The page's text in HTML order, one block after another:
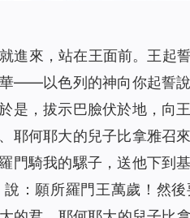
進來，站在王面前。王起
——以色列的神向你起誓
是，拔示巴臉伏於地，向
耶何耶大的兒子比拿雅召
門騎我的騾子，送他下到
：願所羅門王萬歲！然